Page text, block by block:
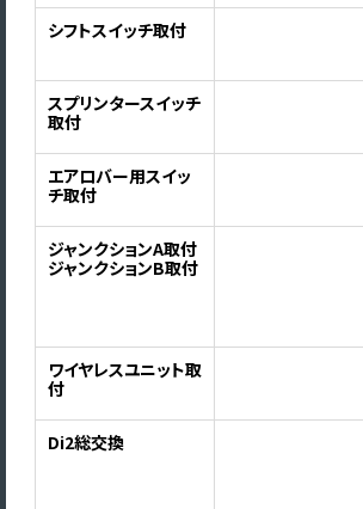
シフトスイッチ取付
スプリンタースイッチ
取付
エアロバー用スイッ
チ取付
ジャンクションA取付
ジャンクションB取付
ワイヤレスユニット取
付
Di2総交換